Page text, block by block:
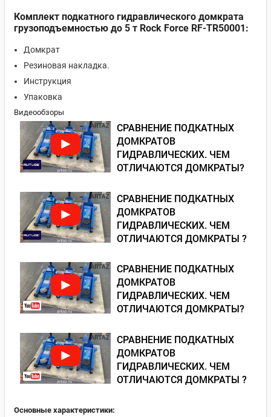
Комплект подкатного гидравлического домкрата
грузоподъемностью до 5 т Rock Force RF-TR50001:
Домкрат
Резиновая накладка.
Инструкция
Упаковка
Видеообзоры
СРАВНЕНИЕ ПОДКАТНЫХ
ДОМКРАТОВ
ГИДРАВЛИЧЕСКИХ. ЧЕМ
ОТЛИЧАЮТСЯ ДОМКРАТЫ?
СРАВНЕНИЕ ПОДКАТНЫХ
ДОМКРАТОВ
ГИДРАВЛИЧЕСКИХ. ЧЕМ
ОТЛИЧАЮТСЯ ДОМКРАТЫ ?
СРАВНЕНИЕ ПОДКАТНЫХ
ДОМКРАТОВ
ГИДРАВЛИЧЕСКИХ. ЧЕМ
ОТЛИЧАЮТСЯ ДОМКРАТЫ?
СРАВНЕНИЕ ПОДКАТНЫХ
ДОМКРАТОВ
ГИДРАВЛИЧЕСКИХ. ЧЕМ
ОТЛИЧАЮТСЯ ДОМКРАТЫ ?
Основные характеристики: